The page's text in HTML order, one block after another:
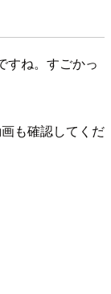
すね。すごかっ
も確認してくだ